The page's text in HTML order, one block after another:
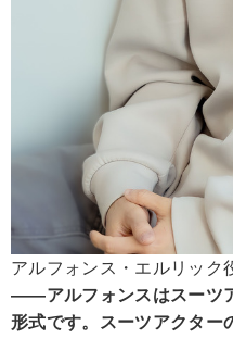
アルフォンス・エルリッ
――アルフォンスはスーツ
形式です。スーツアクター